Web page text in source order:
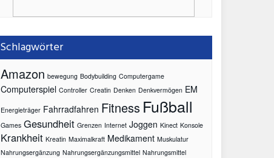
Schlagwörter
Amazon bewegung Bodybuilding Computergame
Computerspiel Controller Creatin Denken Denkvermögen EM
Energieträger Fahrradfahren Fitness Fußball
Games Gesundheit Grenzen Internet Joggen Kinect Konsole
Krankheit Kreatin Maximalkraft Medikament Muskulatur
Nahrungsergänzung Nahrungsergänzungsmittel Nahrungsmittel